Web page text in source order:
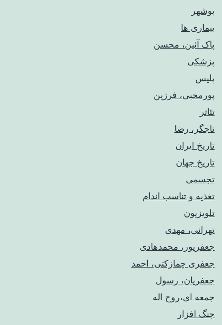
بوشهر
بیماری ها
پاک آئین، محسن
پزشکی
پلیس
پورمحبی، فرزین
تئاتر
تاجگر، رضا
تاریخ ایران
تاریخ جهان
تجسمی
تغذیه و تناسب اندام
تلویزیون
تهرانی، مهدی
جعفرپور، محمدهادی
جعفری چمازکتی، احمد
جعفریان، رسول
جمعه ای،روح اله
جنگ افزار